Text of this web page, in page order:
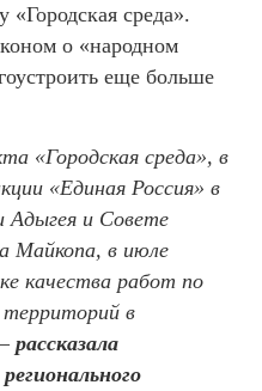
среда».
о «народном
еще больше
«Городская среда», в
«Единая Россия» в
Адыгея и Совете
Майкопа, в июле
качества работ по
территорий в
рассказала